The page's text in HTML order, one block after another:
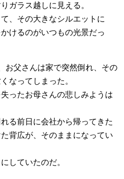
ガラス越しに見える。
、その大きなシルエットに
けるのがいつもの光景だっ
お父さんは家で突然倒れ、その
なってしまった。
ったお母さんの悲しみようは
る前日に会社から帰ってきた
背広が、そのままになってい
していたのだ。